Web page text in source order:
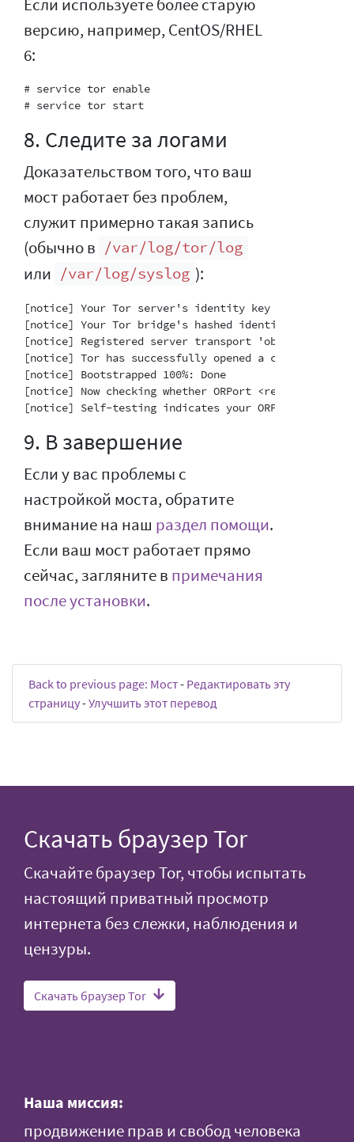
Если используете более старую
версию, например, CentOS/RHEL
6:
# service tor enable
8. Следите за логами
Доказательством того, что ваш
мост работает без проблем,
служит примерно такая запись
(обычно в
/var/log/tor/log
или /var/log/syslog ):
[notice] Your Tor server's identity key fingerprint is
[notice] Your Tor bridge's hashed identity key
[notice] Registered server transport 'obfs4' at
[notice] Tor has successfully opened a circuit.
[notice] Bootstrapped 100%: Done
[notice] Now checking whether ORPort
9. В завершение
Если у вас проблемы с
настройкой моста, обратите
внимание на наш раздел помощи.
Если ваш мост работает прямо
сейчас, загляните в примечания
после установки.
Back to previous page: Мост- Редактировать эту
страницу-Улучшить этот перевод
Скачать браузер Tor
Скачайте браузер Tor, чтобы испытать
настоящий приватный просмотр
интернета без слежки, наблюдения и
цензуры.
Скачать браузер Tor
Наша миссия:
продвижение прав и свобод человека